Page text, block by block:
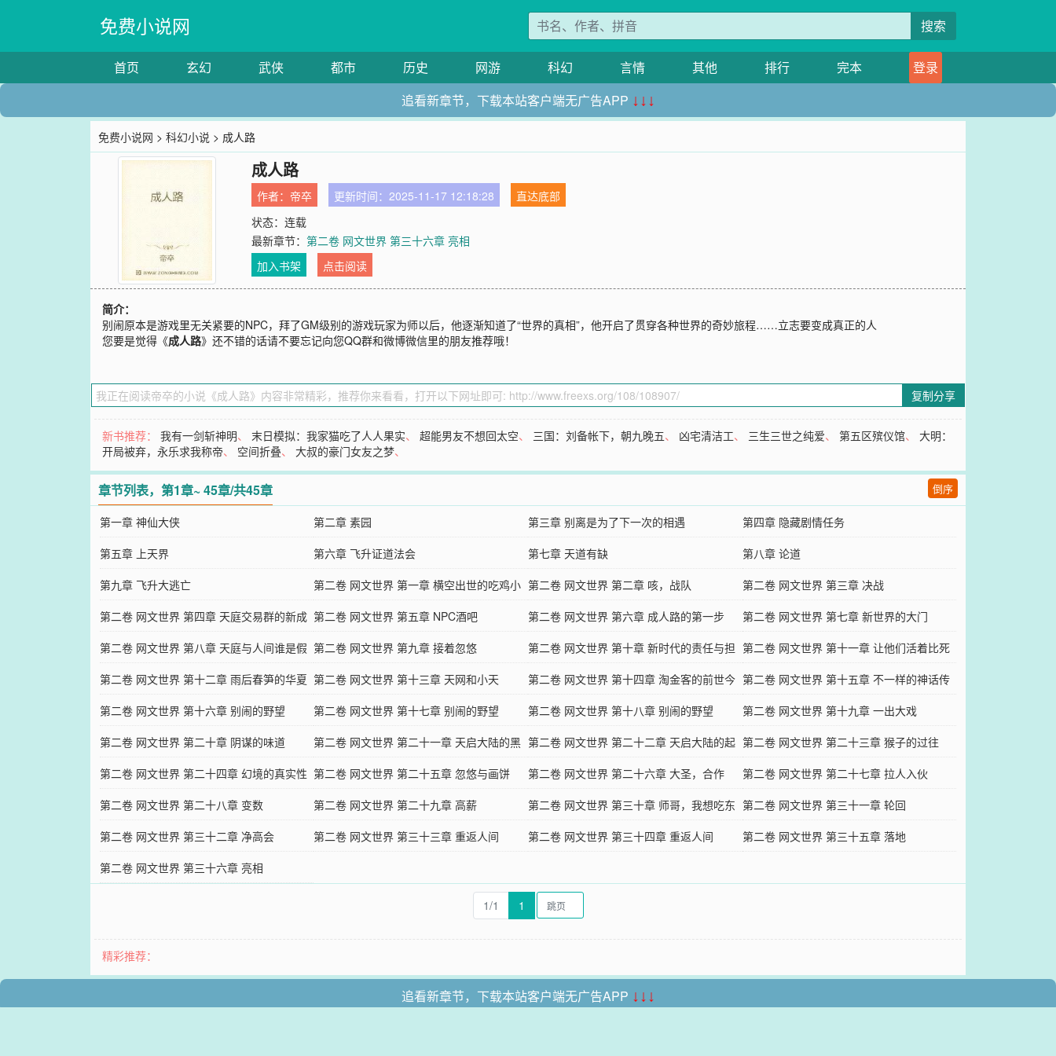
免费小说网 搜索
首页 玄幻 武侠 都市 历史 网游 科幻 言情 其他 排行 完本
登录
追看新章节，下载本站客户端无广告APP ↓↓↓
免费小说网 >科幻小说 > 成人路
成人路
作者： 帝卒 更新时间：2025-11-17 12:18:28
直达底部
状态：连载
最新章节：第二卷 网文世界 第三十六章 亮相
加入书架
点击阅读
简介：
别闹原本是游戏里无关紧要的NPC，拜了GM级别的游戏玩家为师以后，他逐渐知道了“世界的真相”，他开启了贯穿各种世界的奇妙旅程……立志要变成真正的人
您要是觉得《成人路》还不错的话请不要忘记向您QQ群和微博微信里的朋友推荐哦！
复制分享
新书推荐：我有一剑斩神明、末日模拟：我家猫吃了人人果实、超能男友不想回太空、 三国：刘备帐下，朝九晚五、 凶宅清洁工、 三生三世之纯爱、第五区殡仪馆、大明：
开局被弃，永乐求我称帝、 空间折叠、大叔的豪门女友之梦、
章节列表，第1章~ 45章/共45章 倒序
第一章 神仙大侠 第二章 素园 第三章 别离是为了下一次的相遇
第四章 隐藏剧情任务
第五章 上天界
第六章 飞升证道法会 第七章 天道有缺
第八章 论道
第九章 飞升大逃亡
第二卷 网文世界 第一章 横空出世的吃鸡小
队
第二卷 网文世界 第二章 咳，战队
第二卷 网文世界 第三章 决战
第二卷 网文世界 第四章 天庭交易群的新成
员
第二卷 网文世界 第五章 NPC酒吧 第二卷 网文世界 第六章 成人路的第一步
第二卷 网文世界 第七章 新世界的大门
第二卷 网文世界 第八章 天庭与人间谁是假
的？
第二卷 网文世界 第九章 接着忽悠
第二卷 网文世界 第十章 新时代的责任与担
当
第二卷 网文世界 第十一章 让他们活着比死
了难受
第二卷 网文世界 第十二章 雨后春笋的华夏
慈善基金会
第二卷 网文世界 第十三章 天网和小天
第二卷 网文世界 第十四章 淘金客的前世今
生
第二卷 网文世界 第十五章 不一样的神话传
说
第二卷 网文世界 第十六章 别闹的野望
（上）
第二卷 网文世界 第十七章 别闹的野望
（中）
第二卷 网文世界 第十八章 别闹的野望
（下）
第二卷 网文世界 第十九章 一出大戏
第二卷 网文世界 第二十章 阴谋的味道
第二卷 网文世界 第二十一章 天启大陆的黑
暗时代
第二卷 网文世界 第二十二章 天启大陆的起
源真相
第二卷 网文世界 第二十三章 猴子的过往
第二卷 网文世界 第二十四章 幻境的真实性 第二卷 网文世界 第二十五章 忽悠与画饼
第二卷 网文世界 第二十六章 大圣，合作
吗？
第二卷 网文世界 第二十七章 拉人入伙
第二卷 网文世界 第二十八章 变数
第二卷 网文世界 第二十九章 高薪
第二卷 网文世界 第三十章 师哥，我想吃东
西
第二卷 网文世界 第三十一章 轮回
第二卷 网文世界 第三十二章 净高会
第二卷 网文世界 第三十三章 重返人间
第二卷 网文世界 第三十四章 重返人间
第二卷 网文世界 第三十五章 落地
第二卷 网文世界 第三十六章 亮相
1/1 1
精彩推荐：
追看新章节，下载本站客户端无广告APP ↓↓↓